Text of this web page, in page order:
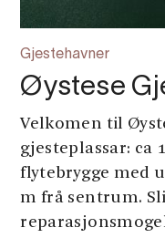
Gjestehavner
Øystese
Velkomen til
gjesteplassar: ca
flytebrygge med
m frå sentrum.